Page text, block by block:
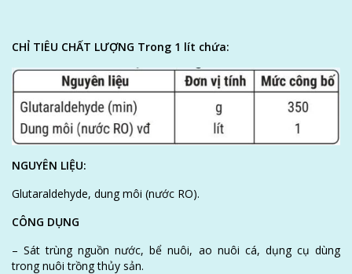
CHỈ TIÊU CHẤT LƯỢNG Trong 1 lít chứa:
NGUYÊN LIỆU:
Glutaraldehyde, dung môi (nước RO).
CÔNG DỤNG
– Sát trùng nguồn nước, bể nuôi, ao nuôi cá, dụng cụ dùng
trong nuôi trồng thủy sản.